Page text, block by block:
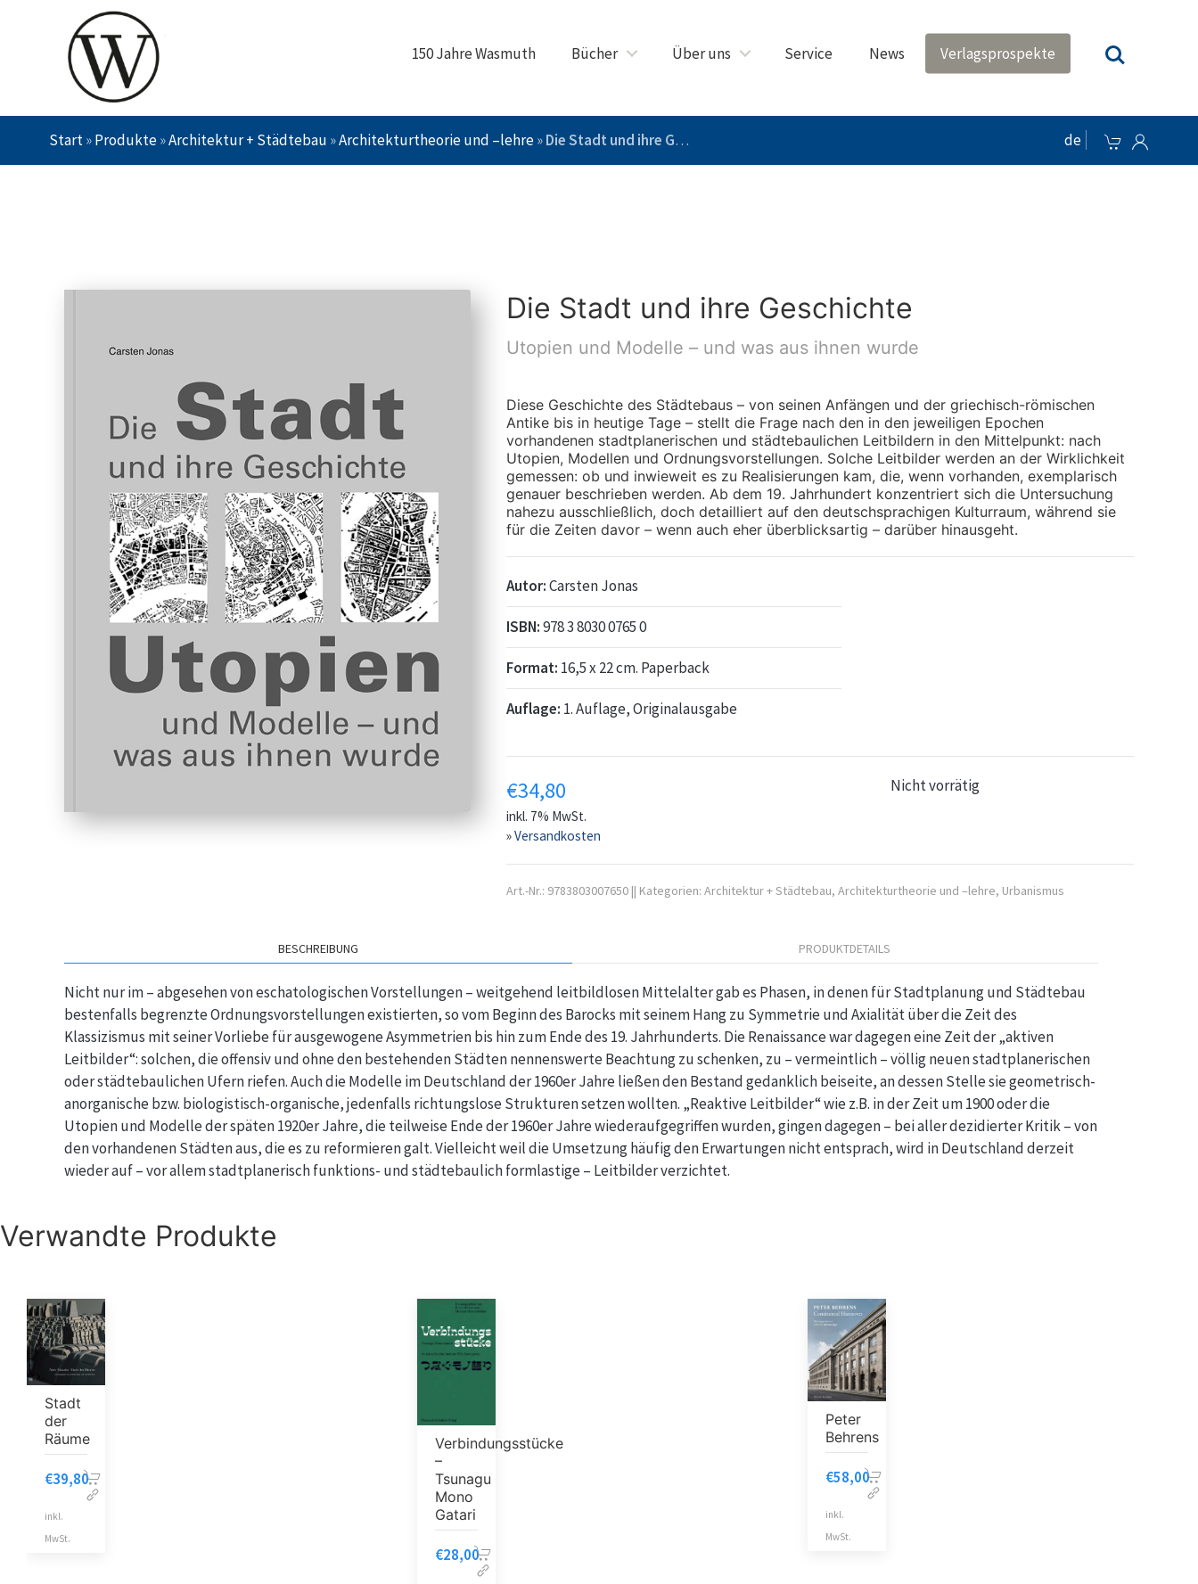
150 Jahre Wasmuth Bücher Über uns Service News Verlagsprospekte
Start»Produkte»Architektur + Städtebau »Architekturtheorie und –lehre»Die Stadt und ihre Geschichte de
Die Stadt und ihre Geschichte
Utopien und Modelle – und was aus ihnen wurde
Diese Geschichte des Städtebaus – von seinen Anfängen und der griechisch-römischen
Antike bis in heutige Tage – stellt die Frage nach den in den jeweiligen Epochen
vorhandenen stadtplanerischen und städtebaulichen Leitbildern in den Mittelpunkt: nach
Utopien, Modellen und Ordnungsvorstellungen. Solche Leitbilder werden an der Wirklichkeit
gemessen: ob und inwieweit es zu Realisierungen kam, die, wenn vorhanden, exemplarisch
genauer beschrieben werden. Ab dem 19. Jahrhundert konzentriert sich die Untersuchung
nahezu ausschließlich, doch detailliert auf den deutschsprachigen Kulturraum, während sie
für die Zeiten davor – wenn auch eher überblicksartig – darüber hinausgeht.
Autor:Carsten Jonas
ISBN:978 3 8030 0765 0
Format: 16,5 x 22 cm. Paperback
Auflage: 1. Auflage, Originalausgabe
€34,80
inkl. 7% MwSt.
»Versandkosten
Nicht vorrätig
Art.-Nr.: 9783803007650 || Kategorien: Architektur + Städtebau, Architekturtheorie und –lehre, Urbanismus
BESCHREIBUNG PRODUKTDETAILS
Nicht nur im – abgesehen von eschatologischen Vorstellungen – weitgehend leitbildlosen Mittelalter gab es Phasen, in denen für Stadtplanung und Städtebau
bestenfalls begrenzte Ordnungsvorstellungen existierten, so vom Beginn des Barocks mit seinem Hang zu Symmetrie und Axialität über die Zeit des
Klassizismus mit seiner Vorliebe für ausgewogene Asymmetrien bis hin zum Ende des 19. Jahrhunderts. Die Renaissance war dagegen eine Zeit der „aktiven
Leitbilder“: solchen, die offensiv und ohne den bestehenden Städten nennenswerte Beachtung zu schenken, zu – vermeintlich – völlig neuen stadtplanerischen
oder städtebaulichen Ufern riefen. Auch die Modelle im Deutschland der 1960er Jahre ließen den Bestand gedanklich beiseite, an dessen Stelle sie geometrisch-
anorganische bzw. biologistisch-organische, jedenfalls richtungslose Strukturen setzen wollten. „Reaktive Leitbilder“ wie z.B. in der Zeit um 1900 oder die
Utopien und Modelle der späten 1920er Jahre, die teilweise Ende der 1960er Jahre wiederaufgegriffen wurden, gingen dagegen – bei aller dezidierter Kritik – von
den vorhandenen Städten aus, die es zu reformieren galt. Vielleicht weil die Umsetzung häufig den Erwartungen nicht entsprach, wird in Deutschland derzeit
wieder auf – vor allem stadtplanerisch funktions- und städtebaulich formlastige – Leitbilder verzichtet.
Verwandte Produkte
Stadt
der
Räume
€39,80
inkl.
MwSt.
Verbindungsstücke
–
Tsunagu
Mono
Gatari
€28,00
Peter
Behrens
€58,00
inkl.
MwSt.